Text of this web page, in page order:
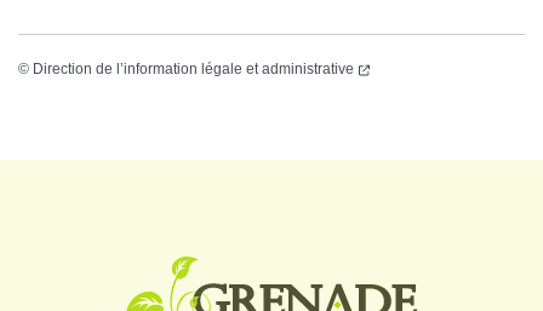
© Direction de l’information légale et administrative